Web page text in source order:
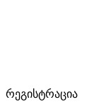
რეგისტრაცია